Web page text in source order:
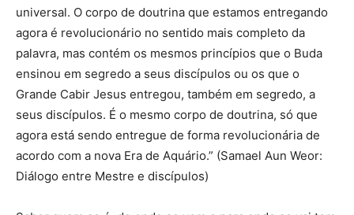
universal. O corpo de doutrina que estamos entregando
agora é revolucionário no sentido mais completo da
palavra, mas contém os mesmos princípios que o Buda
ensinou em segredo a seus discípulos ou os que o
Grande Cabir Jesus entregou, também em segredo, a
seus discípulos. É o mesmo corpo de doutrina, só que
agora está sendo entregue de forma revolucionária de
acordo com a nova Era de Aquário.” (Samael Aun Weor:
Diálogo entre Mestre e discípulos)